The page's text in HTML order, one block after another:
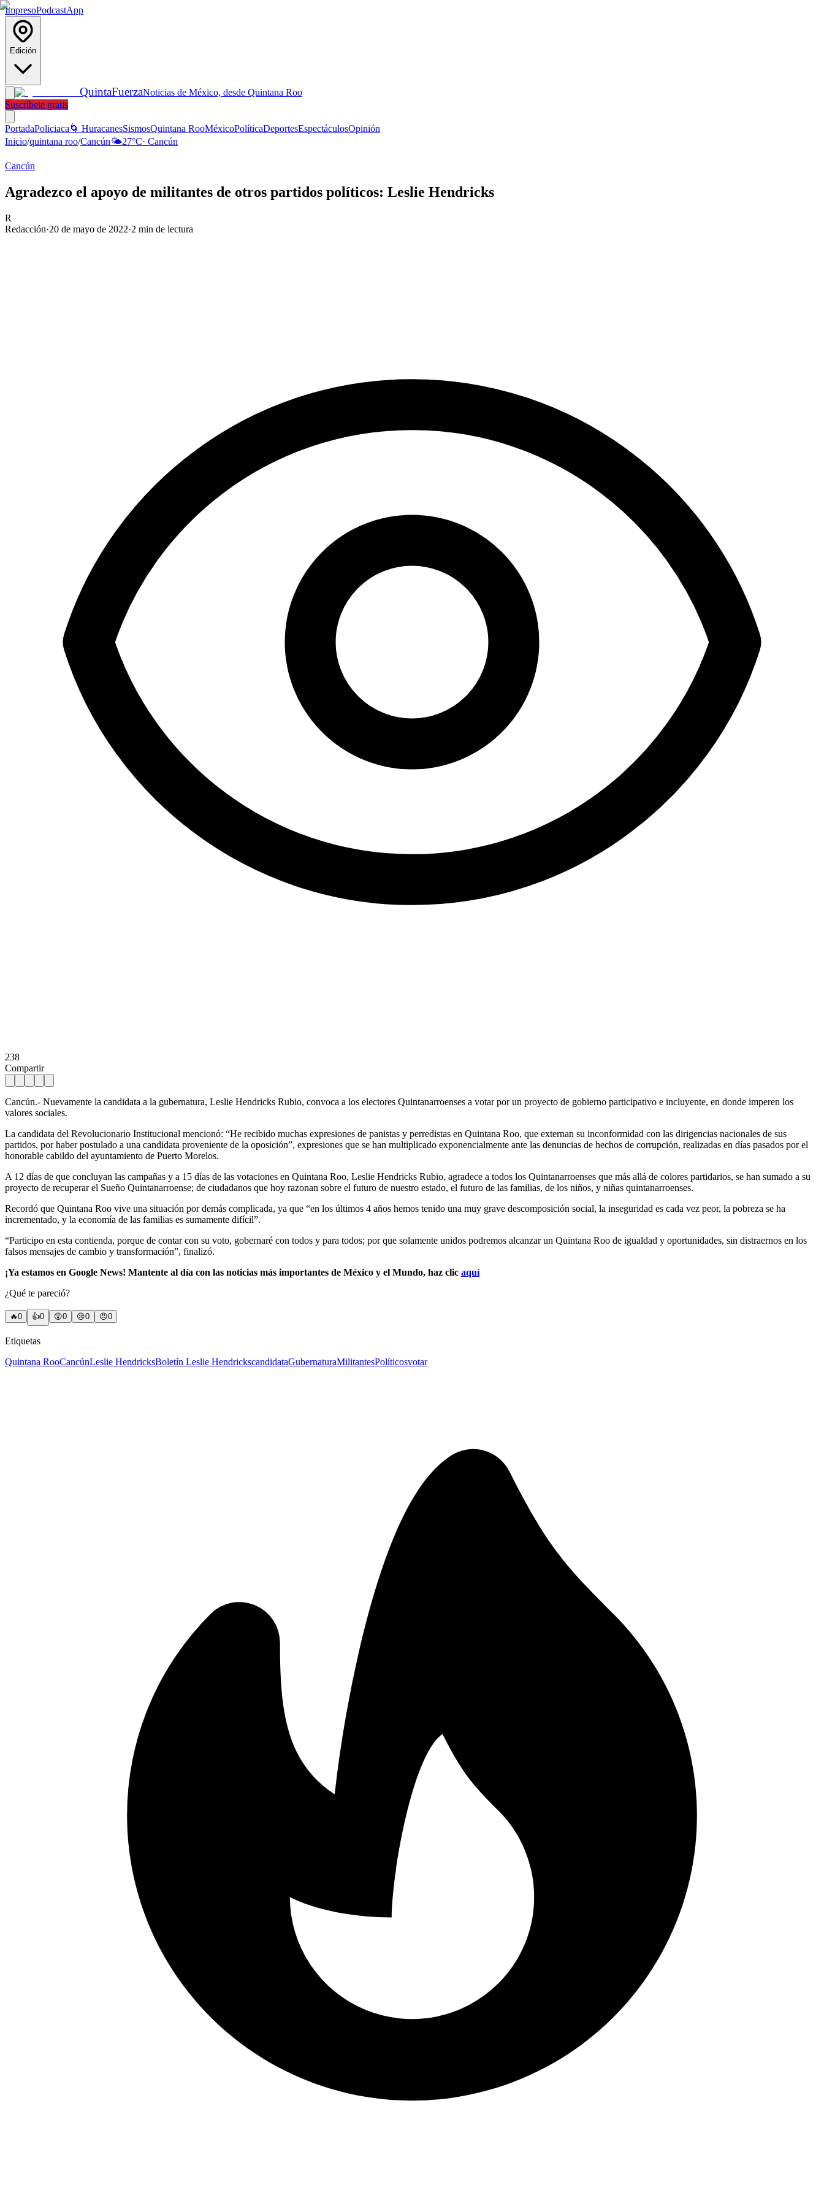
ImpresoPodcastApp
Edición
QuintaFuerzaNoticias de México, desde Quintana Roo
Suscríbete gratis
PortadaPoliciaca 🌀 HuracanesSismosQuintana RooMéxicoPolíticaDeportesEspectáculosOpinión
Inicio/quintana roo/Cancún🌤️27°C· Cancún
Cancún
Agradezco el apoyo de militantes de otros partidos políticos: Leslie Hendricks
R
Redacción·20 de mayo de 2022·2 min de lectura
238
Compartir
Cancún.- Nuevamente la candidata a la gubernatura, Leslie Hendricks Rubio, convoca a los electores Quintanarroenses a votar por un proyecto de gobierno participativo e incluyente, en donde imperen los
valores sociales.
La candidata del Revolucionario Institucional mencionó: “He recibido muchas expresiones de panistas y perredistas en Quintana Roo, que externan su inconformidad con las dirigencias nacionales de sus
partidos, por haber postulado a una candidata proveniente de la oposición”, expresiones que se han multiplicado exponencialmente ante las denuncias de hechos de corrupción, realizadas en días pasados por el
honorable cabildo del ayuntamiento de Puerto Morelos.
A 12 días de que concluyan las campañas y a 15 días de las votaciones en Quintana Roo, Leslie Hendricks Rubio, agradece a todos los Quintanarroenses que más allá de colores partidarios, se han sumado a su
proyecto de recuperar el Sueño Quintanarroense; de ciudadanos que hoy razonan sobre el futuro de nuestro estado, el futuro de las familias, de los niños, y niñas quintanarroenses.
Recordó que Quintana Roo vive una situación por demás complicada, ya que “en los últimos 4 años hemos tenido una muy grave descomposición social, la inseguridad es cada vez peor, la pobreza se ha
incrementado, y la economía de las familias es sumamente difícil”.
“Participo en esta contienda, porque de contar con su voto, gobernaré con todos y para todos; por que solamente unidos podremos alcanzar un Quintana Roo de igualdad y oportunidades, sin distraernos en los
falsos mensajes de cambio y transformación”, finalizó.
¡Ya estamos en Google News! Mantente al día con las noticias más importantes de México y el Mundo, haz clic aquí
¿Qué te pareció?
🔥0 👍0 😲0 😢0 😠0
Etiquetas
Quintana RooCancúnLeslie HendricksBoletín Leslie HendrickscandidataGubernaturaMilitantesPolíticosvotar